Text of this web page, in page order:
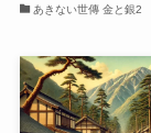
あきない世傳 金と銀2